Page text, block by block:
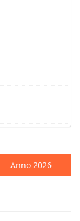
Anno 2026